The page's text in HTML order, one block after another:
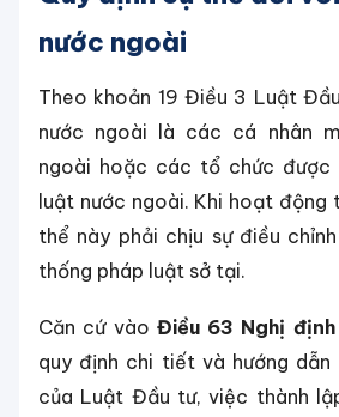
nước ngoài
Theo khoản 19 Điều 3 Luật
nước ngoài là các cá nhân
ngoài hoặc các tổ chức được
luật nước ngoài. Khi hoạt động
thể này phải chịu sự điều
thống pháp luật sở tại.
Căn cứ vào Điều 63 Nghị
quy định chi tiết và hướng
của Luật Đầu tư, việc thành